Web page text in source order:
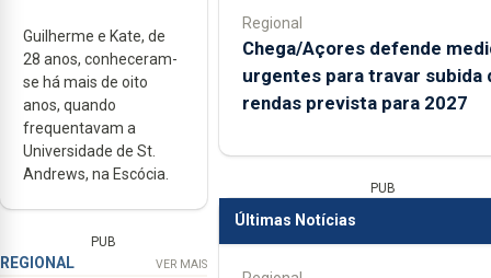
Guilherme e Kate, de
28 anos, conheceram-
se há mais de oito
anos, quando
frequentavam a
Universidade de St.
Andrews, na Escócia.
PUB
REGIONAL VER MAIS
Regional
Chega/Açores defende
urgentes para travar subida
rendas prevista para 2027
PUB
Últimas Notícias